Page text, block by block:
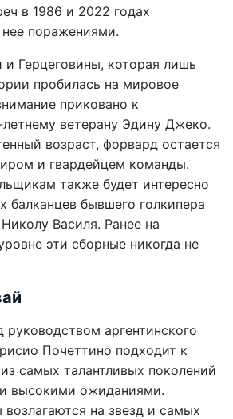
в 1986 и 2022 годах
поражениями.
и Герцеговины, которая лишь
пробилась на мировое
приковано к
ветерану Эдину Джеко.
возраст, форвард остается
и гвардейцем команды.
также будет интересно
балканцев бывшего голкипера
Василя. Ранее на
эти сборные никогда не
аргентинского
Почеттино подходит к
самых талантливых поколений
высокими ожиданиями.
на звезд и самых